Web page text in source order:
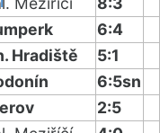
6:4
Hradiště
5:1
6:5sn
2:5